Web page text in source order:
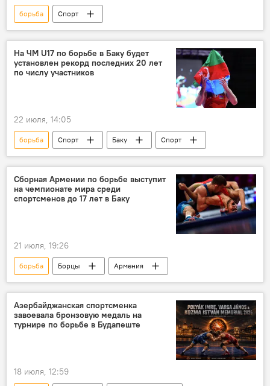
борьба Спорт
На ЧМ U17 по борьбе в Баку будет
установлен рекорд последних 20 лет
по числу участников
22 июля, 14:05
борьба Спорт Баку Спорт
Сборная Армении по борьбе выступит
на чемпионате мира среди
спортсменов до 17 лет в Баку
21 июля, 19:26
борьба Борцы Армения
Азербайджанская спортсменка
завоевала бронзовую медаль на
турнире по борьбе в Будапеште
18 июля, 12:59